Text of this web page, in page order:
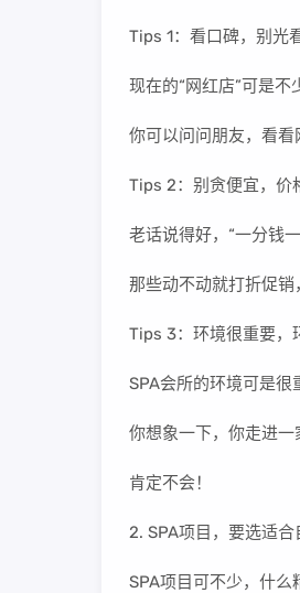
Tips 1：看口碑，别光
现在的“网红店”可是
你可以问问朋友，看看
Tips 2：别贪便宜，价
老话说得好，“一分钱
那些动不动就打折促销
Tips 3：环境很重要，
SPA会所的环境可是很
你想象一下，你走进一
肯定不会！
2. SPA项目，要选适合
SPA项目可不少，什么